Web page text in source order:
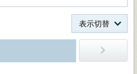
表示切替